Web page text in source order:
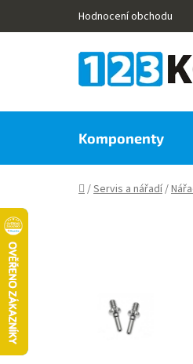
Hodnocení obchodu
Komponenty
Domů
/Servis a nářadí/